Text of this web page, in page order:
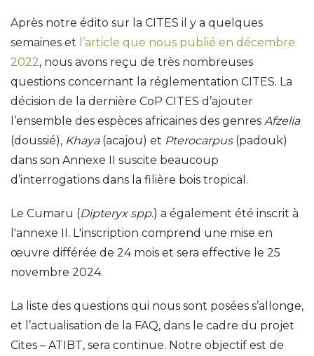
Après notre édito sur la CITES il y a quelques
semaines et l’article que nous publié en décembre
2022, nous avons reçu de très nombreuses
questions concernant la réglementation CITES. La
décision de la dernière CoP CITES d’ajouter
l’ensemble des espèces africaines des genres Afzelia
(doussié), Khaya(acajou) et Pterocarpus(padouk)
dans son Annexe II suscite beaucoup
d’interrogations dans la filière bois tropical.
Le Cumaru (Dipteryx spp.) a également été inscrit à
l'annexe II. L'inscription comprend une mise en
œuvre différée de 24 mois et sera effective le 25
novembre 2024.
La liste des questions qui nous sont posées s’allonge,
et l’actualisation de la FAQ, dans le cadre du projet
Cites – ATIBT, sera continue. Notre objectif est de